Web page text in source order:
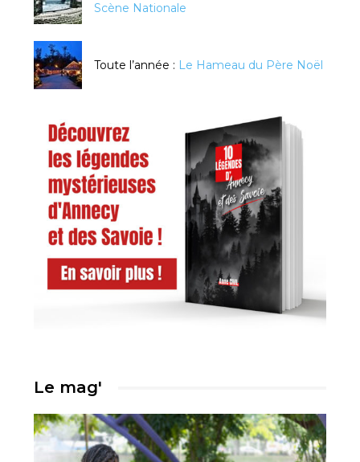
Scène Nationale
Toute l’année : Le Hameau du Père Noël
Le mag'